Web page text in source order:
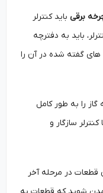
باید کنترلر
به دفترچه
گفته شده در آن را
به طور کامل
سازگار و
در مرحله آخر